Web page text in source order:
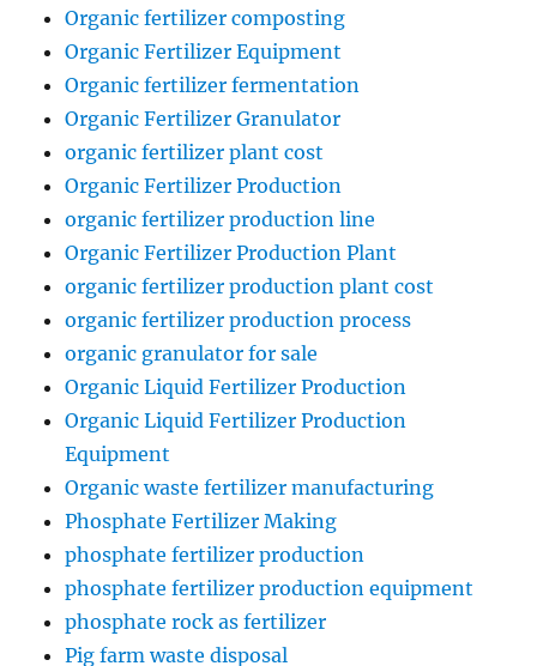
Organic fertilizer composting
Organic Fertilizer Equipment
Organic fertilizer fermentation
Organic Fertilizer Granulator
organic fertilizer plant cost
Organic Fertilizer Production
organic fertilizer production line
Organic Fertilizer Production Plant
organic fertilizer production plant cost
organic fertilizer production process
organic granulator for sale
Organic Liquid Fertilizer Production
Organic Liquid Fertilizer Production
Equipment
Organic waste fertilizer manufacturing
Phosphate Fertilizer Making
phosphate fertilizer production
phosphate fertilizer production equipment
phosphate rock as fertilizer
Pig farm waste disposal